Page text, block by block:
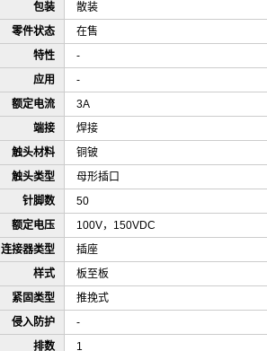
包装
散装
零件状态
在售
特性
-
应用
-
额定电流
3A
端接
焊接
触头材料
铜铍
触头类型
母形插口
针脚数
50
额定电压
100V，150VDC
连接器类型
插座
样式
板至板
紧固类型
推挽式
侵入防护
-
排数
1